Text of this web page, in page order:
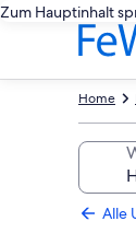
Zum Hauptinhalt
Home
Alle